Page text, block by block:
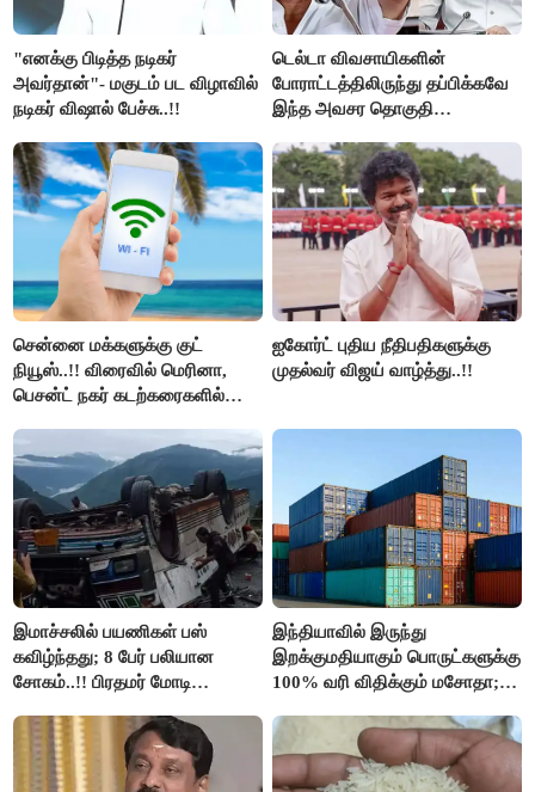
"எனக்கு பிடித்த நடிகர்
அவர்தான்"- மகுடம் பட விழாவில்
நடிகர் விஷால் பேச்சு..!!
டெல்டா விவசாயிகளின்
போராட்டத்திலிருந்து தப்பிக்கவே
இந்த அவசர தொகுதி
அரங்கேற்றுகிறார் முதலமைச்சர் -
திமுக ஐடி விங்..!!
சென்னை மக்களுக்கு குட்
நியூஸ்..!! விரைவில் மெரினா,
பெசன்ட் நகர் கடற்கரைகளில்
ஐகோர்ட் புதிய நீதிபதிகளுக்கு
முதல்வர் விஜய் வாழ்த்து..!!
இமாச்சலில் பயணிகள் பஸ்
கவிழ்ந்தது; 8 பேர் பலியான
சோகம்..!! பிரதமர் மோடி
இந்தியாவில் இருந்து
இறக்குமதியாகும் பொருட்களுக்கு
100% வரி விதிக்கும் மசோதா;